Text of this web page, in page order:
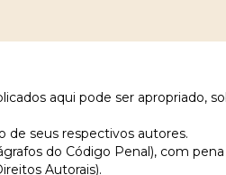
aqui pode ser apropriado,
de seus respectivos autores.
do Código Penal), com
Autorais).